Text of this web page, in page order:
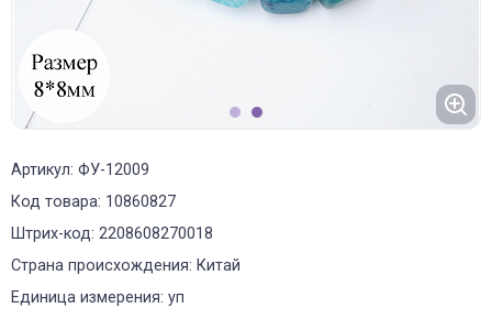
Артикул: ФУ-12009
Код товара: 10860827
Штрих-код: 2208608270018
Страна происхождения: Китай
Единица измерения: уп